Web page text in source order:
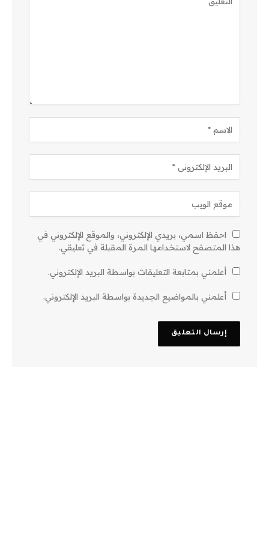
احفظ اسمي، بريدي الإلكتروني، والموقع الإلكتروني في
هذا المتصفح لاستخدامها المرة المقبلة في تعليقي.
أعلمني بمتابعة التعليقات بواسطة البريد الإلكتروني.
أعلمني بالمواضيع الجديدة بواسطة البريد الإلكتروني.